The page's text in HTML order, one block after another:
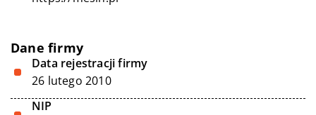
Dane firmy
Data rejestracji firmy
26 lutego 2010
NIP